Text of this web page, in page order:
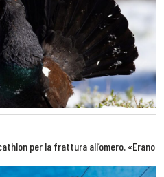
per la frattura all’omero. «Erano